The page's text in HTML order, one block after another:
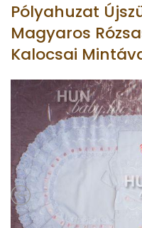
Pólyahuzat
Magyaros
Kalocsai